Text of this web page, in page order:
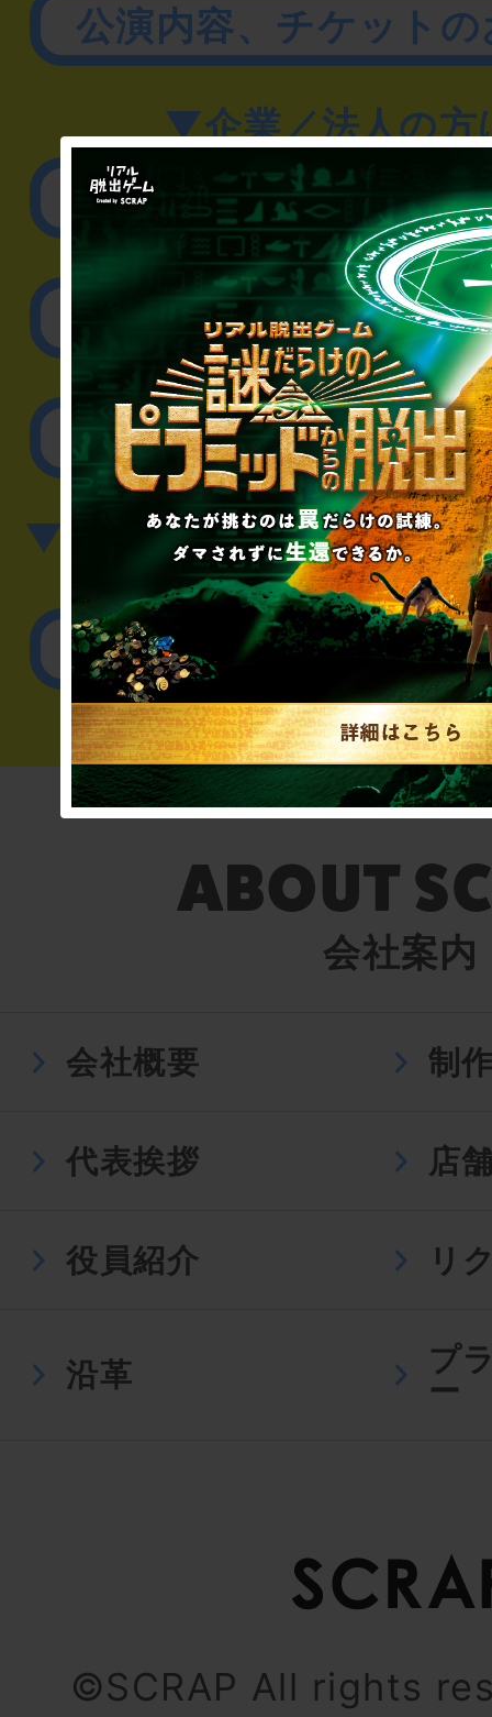
公演内容、チケット
▼企業／法人の方
リアル脱出ゲーム制作
取材に関するお
その他のご相談／
▼英語、中国語でのお問
English／
会社案内
会社概要 制
代表挨拶 店
役員紹介 リ
沿革
プ
ー
©SCRAP All rights